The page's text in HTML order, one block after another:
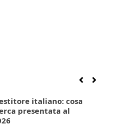
online
italiano: cosa
presentata al